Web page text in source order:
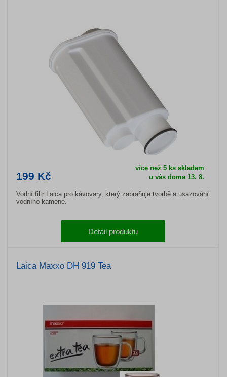
199 Kč
více než 5 ks skladem
u vás doma 13. 8.
Vodní filtr Laica pro kávovary, který zabraňuje tvorbě a usazování
vodního kamene.
Detail produktu
Laica Maxxo DH 919 Tea